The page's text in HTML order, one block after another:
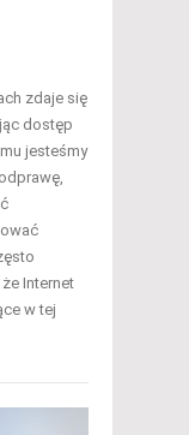
zdaje się
dostęp
jesteśmy
Internet
w tej